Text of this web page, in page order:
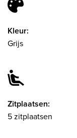
Kleur:
Grijs
Zitplaatsen:
5 zitplaatsen